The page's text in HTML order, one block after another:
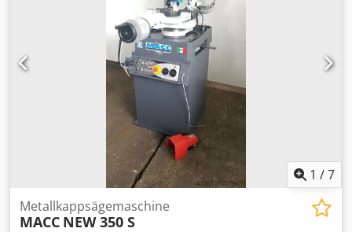
nicht im Lieferumfang enthalten! Es ist für Sie jederzeit
möglich, die gewünschte Anlage in unserer
Fertigung/Vorführhalle zu besichtigen. Sprechen Sie uns
hierzu gerne an. Csdpfjgwt Rvex Aftsha Plantec Maschinen
GmbH
1 /7
Metallkappsägemaschine
MACC NEW 350 S